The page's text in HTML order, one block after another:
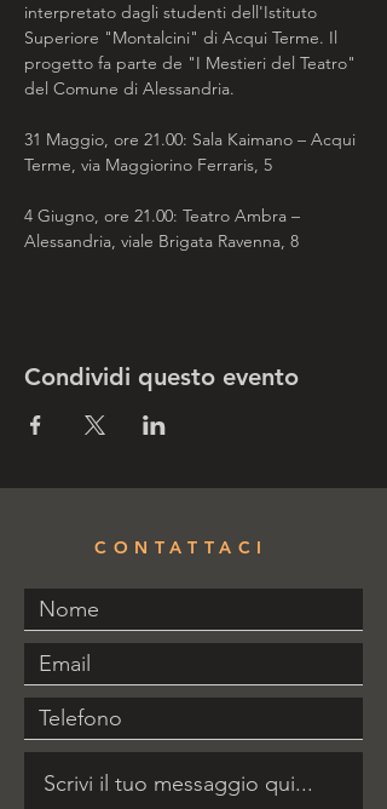
interpretato dagli studenti dell'Istituto
Superiore "Montalcini" di Acqui Terme. Il
progetto fa parte de "I Mestieri del Teatro"
del Comune di Alessandria.
​31 Maggio, ore 21.00: Sala Kaimano – Acqui
Terme, via Maggiorino Ferraris, 5
​4 Giugno, ore 21.00: Teatro Ambra –
Alessandria, viale Brigata Ravenna, 8
Condividi questo evento
CONTATTACI